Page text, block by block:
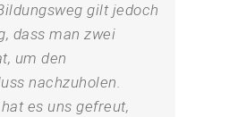
gilt jedoch
dass man zwei
um den
nachzuholen.
es uns gefreut,